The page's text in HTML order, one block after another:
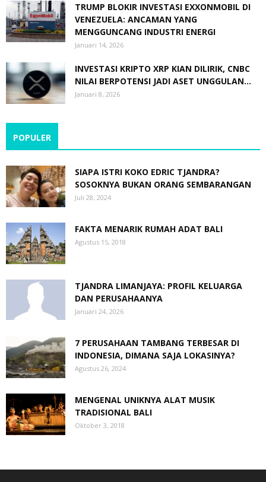
TRUMP BLOKIR INVESTASI EXXONMOBIL DI
VENEZUELA: ANCAMAN YANG
MENGGUNCANG INDUSTRI ENERGI
Januari 14, 2026
INVESTASI KRIPTO XRP KIAN DILIRIK, CNBC
NILAI BERPOTENSI JADI ASET UNGGULAN...
Januari 8, 2026
POPULER
SIAPA ISTRI KOKO EDRIC TJANDRA?
SOSOKNYA BUKAN ORANG SEMBARANGAN
Juli 28, 2024
FAKTA MENARIK RUMAH ADAT BALI
Agustus 15, 2018
TJANDRA LIMANJAYA: PROFIL KELUARGA
DAN PERUSAHAANYA
Januari 24, 2026
7 PERUSAHAAN TAMBANG TERBESAR DI
INDONESIA, DIMANA SAJA LOKASINYA?
Agustus 26, 2024
MENGENAL UNIKNYA ALAT MUSIK
TRADISIONAL BALI
Oktober 3, 2018